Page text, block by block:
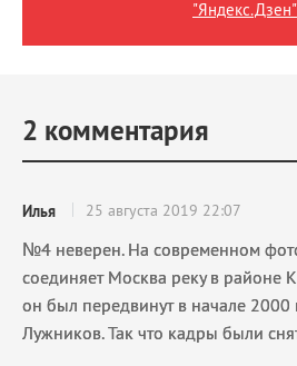
"Яндекс.Дзен"
2 комментария
Илья 25 августа 2019 22:07
№4 неверен. На современном
соединяет Москва реку в районе
он был передвинут в начале 2000
Лужников. Так что кадры были